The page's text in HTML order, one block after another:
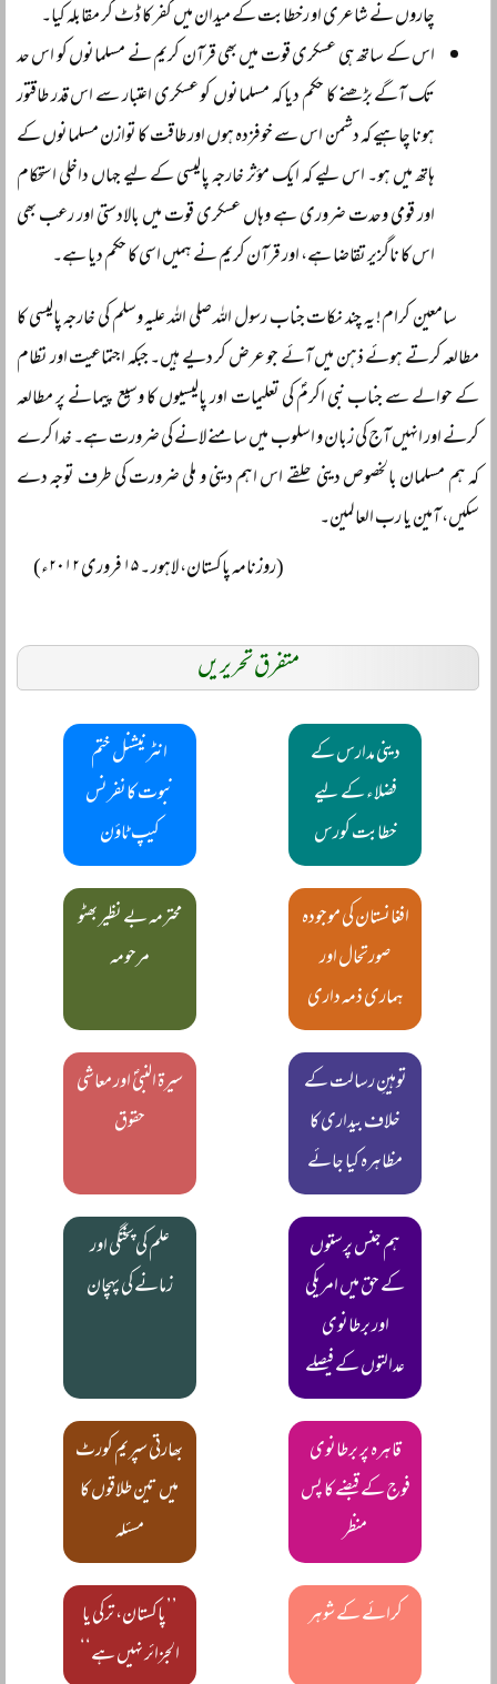
چاروں نے شاعری او رخطابت کے میدان میں کفر کا ڈٹ کر مقابلہ کیا۔
اس کے ساتھ ہی عسکری قوت میں بھی قرآن کریم نے مسلمانوں کو اس حد
تک آگے بڑھنے کا حکم دیا کہ مسلمانوں کو عسکری اعتبار سے اس قدر طاقتور
ہونا چاہیے کہ دشمن اس سے خوفزدہ ہوں اور طاقت کا توازن مسلمانوں کے
ہاتھ میں ہو۔ اس لیے کہ ایک مؤثر خارجہ پالیسی کے لیے جہاں داخلی استحکام
اور قومی وحدت ضروری ہے وہاں عسکری قوت میں بالادستی اور رعب بھی
اس کا ناگزیر تقاضا ہے، اور قرآن کریم نے ہمیں اسی کا حکم دیا ہے۔
سامعین کرام! یہ چند نکات جناب رسول اللہ صلی اللہ علیہ وسلم کی خارجہ پالیسی کا
مطالعہ کرتے ہوئے ذہن میں آئے جو عرض کر دیے ہیں۔ جبکہ اجتماعیت اور نظام
کے حوالے سے جناب نبی اکرمؐ کی تعلیمات اور پالیسیوں کا وسیع پیمانے پر مطالعہ
کرنے اور انہیں آج کی زبان و اسلوب میں سامنے لانے کی ضرورت ہے۔ خدا کرے
کہ ہم مسلمان بالخصوص دینی حلقے اس اہم دینی و ملی ضرورت کی طرف توجہ دے
سکیں، آمین یا رب العالمین۔
(روزنامہ پاکستان، لاہور ۔ ۱۵ فروری ۲۰۱۲ء)
متفرق تحریریں
دینی مدارس کے
فضلاء کے لیے
خطابت کورس
انٹرنیشنل ختم
نبوت کانفرنس
کیپ ٹاؤن
افغانستان کی موجودہ
صورتحال اور
ہماری ذمہ داری
محترمہ بے نظیر بھٹو
مرحومہ
توہینِ رسالت کے
خلاف بیداری کا
مظاہرہ کیا جائے
سیرۃ النبیؐ اور معاشی
حقوق
ہم جنس پرستوں
کے حق میں امریکی
اور برطانوی
عدالتوں کے فیصلے
علم کی پختگی اور
زمانے کی پہچان
قاہرہ پر برطانوی
فوج کے قبضے کا پس
منظر
بھارتی سپریم کورٹ
میں تین طلاقوں کا
مسئلہ
کرائے کے شوہر
’’پاکستان، ترکی یا
الجزائر نہیں ہے‘‘